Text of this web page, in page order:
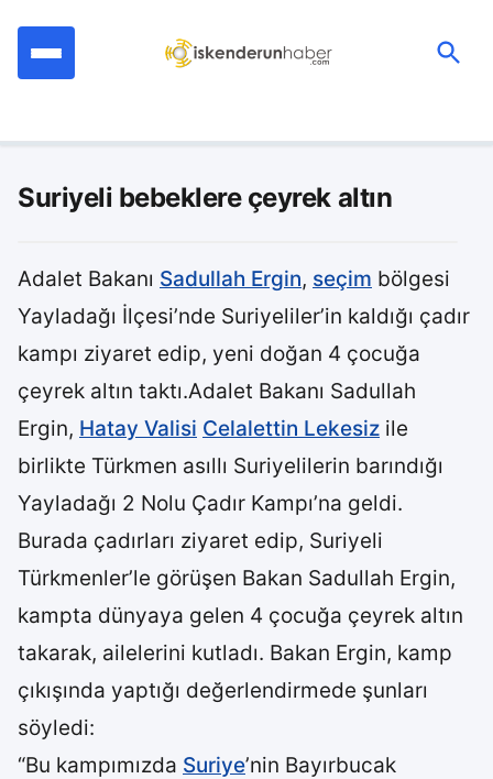
Suriyeli bebeklere çeyrek altın
Adalet Bakanı Sadullah Ergin, seçim bölgesi
Yayladağı İlçesi’nde Suriyeliler’in kaldığı çadır
kampı ziyaret edip, yeni doğan 4 çocuğa
çeyrek altın taktı.Adalet Bakanı Sadullah
Ergin, Hatay Valisi Celalettin Lekesiz ile
birlikte Türkmen asıllı Suriyelilerin barındığı
Yayladağı 2 Nolu Çadır Kampı’na geldi.
Burada çadırları ziyaret edip, Suriyeli
Türkmenler’le görüşen Bakan Sadullah Ergin,
kampta dünyaya gelen 4 çocuğa çeyrek altın
takarak, ailelerini kutladı. Bakan Ergin, kamp
çıkışında yaptığı değerlendirmede şunları
söyledi:
“Bu kampımızda Suriye’nin Bayırbucak